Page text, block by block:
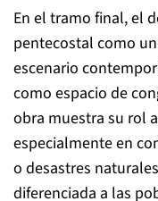
En el tramo final, el
pentecostal como
escenario
como espacio de
obra muestra su rol
especialmente en
o desastres
diferenciada a las